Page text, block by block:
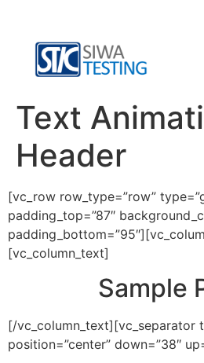
Text
Header
[vc_row row_type=”row”
padding_top=”87″
[vc_column_text]
Sample
[/vc_column_text][vc_separator
position=”center” down=”38″